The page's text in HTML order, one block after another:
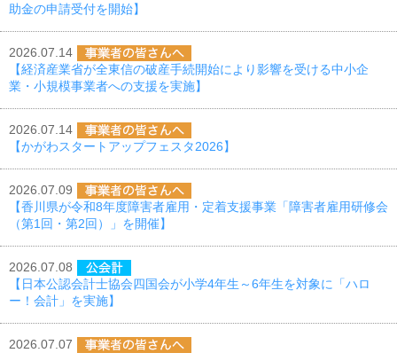
助金の申請受付を開始】
2026.07.14
【経済産業省が全東信の破産手続開始により影響を受ける中小企
業・小規模事業者への支援を実施】
2026.07.14
【かがわスタートアップフェスタ2026】
2026.07.09
【香川県が令和8年度障害者雇用・定着支援事業「障害者雇用研修会
（第1回・第2回）」を開催】
2026.07.08
【日本公認会計士協会四国会が小学4年生～6年生を対象に「ハロ
ー！会計」を実施】
2026.07.07